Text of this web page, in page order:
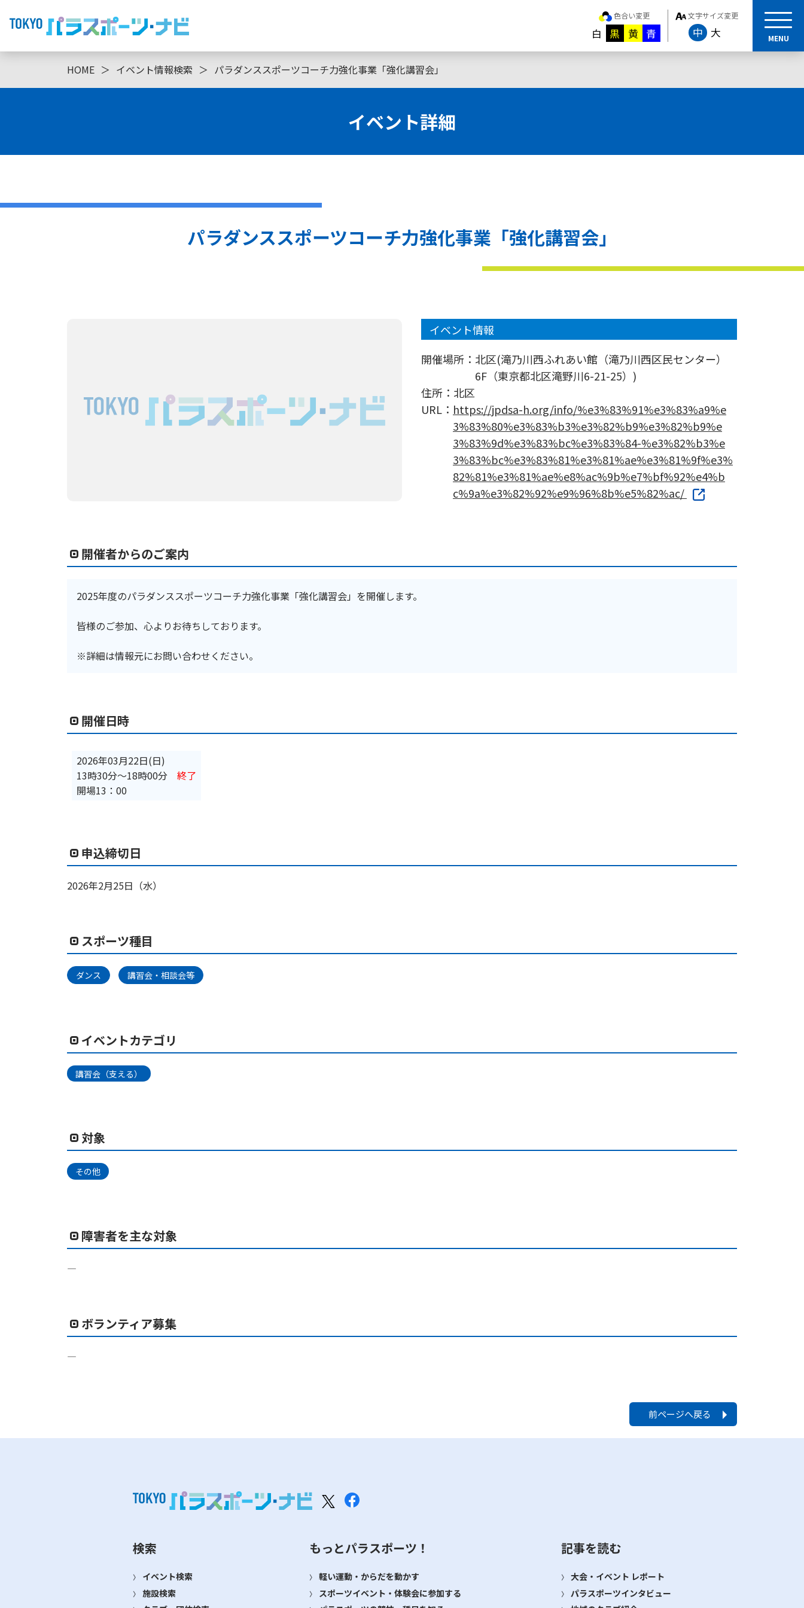
色合い変更
白 黒 黄 青
文字サイズ変更
中 大 MENU
HOME ＞ イベント情報検索 ＞ パラダンススポーツコーチ力強化事業「強化講習会」
イベント詳細
パラダンススポーツコーチ力強化事業「強化講習会」
イベント情報
開催場所： 北区(滝乃川西ふれあい館（滝乃川西区民センター）
6F（東京都北区滝野川6-21-25）)
住所： 北区
URL： https://jpdsa-h.org/info/%e3%83%91%e3%83%a9%e
3%83%80%e3%83%b3%e3%82%b9%e3%82%b9%e
3%83%9d%e3%83%bc%e3%83%84-%e3%82%b3%e
3%83%bc%e3%83%81%e3%81%ae%e3%81%9f%e3%
82%81%e3%81%ae%e8%ac%9b%e7%bf%92%e4%b
c%9a%e3%82%92%e9%96%8b%e5%82%ac/
開催者からのご案内
2025年度のパラダンススポーツコーチ力強化事業「強化講習会」を開催します。
皆様のご参加、心よりお待ちしております。
※詳細は情報元にお問い合わせください。
開催日時
2026年03月22日(日)
13時30分〜18時00分
開場13：00
終了
申込締切日
2026年2月25日（水）
スポーツ種目
ダンス 講習会・相談会等
イベントカテゴリ
講習会（支える）
対象
その他
障害者を主な対象
―
ボランティア募集
―
前ページへ戻る
検索
イベント検索
施設検索
もっとパラスポーツ！
軽い運動・からだを動かす
スポーツイベント・体験会に参加する
記事を読む
大会・イベント レポート
パラスポーツインタビュー